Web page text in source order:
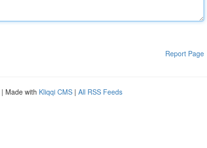
Report Page
| Made with Kliqqi CMS | All RSS Feeds